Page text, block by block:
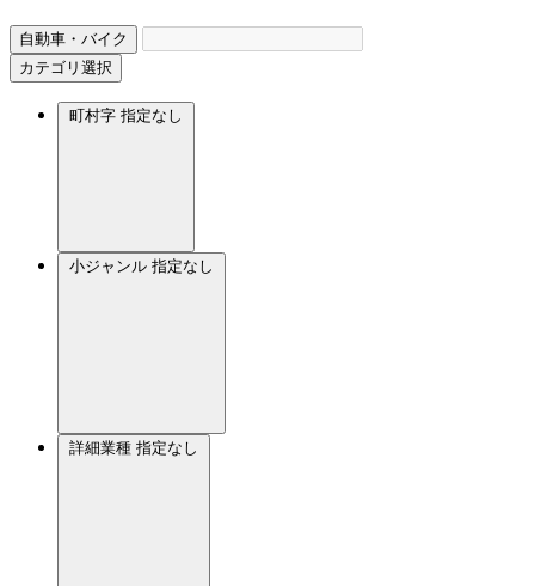
自動車・バイク
カテゴリ選択
町村字 指定なし
小ジャンル 指定なし
詳細業種 指定なし